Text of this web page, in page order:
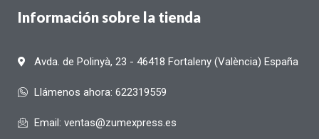
Información sobre la tienda
Avda. de Polinyà, 23 - 46418 Fortaleny (València) España
Llámenos ahora: 622319559
Email: ventas@zumexpress.es